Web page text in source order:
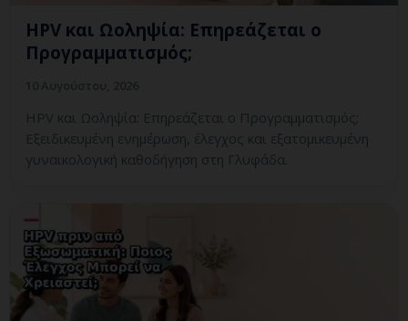
HPV και Ωοληψία: Επηρεάζεται ο
Προγραμματισμός;
HPV και Ωοληψία: Επηρεάζεται ο Προγραμματισμός;
Εξειδικευμένη ενημέρωση, έλεγχος και εξατομικευμένη
γυναικολογική καθοδήγηση στη Γλυφάδα.